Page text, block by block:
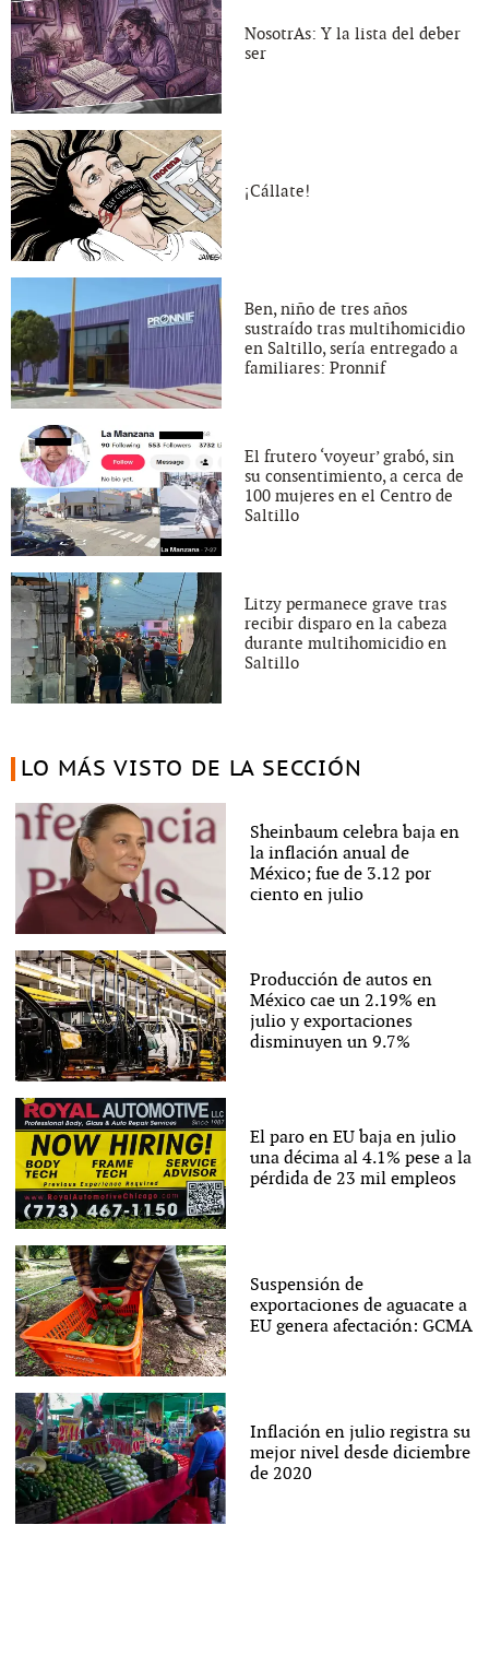
NosotrAs: Y la lista del deber
ser
¡Cállate!
Ben, niño de tres años
sustraído tras multihomicidio
en Saltillo, sería entregado a
familiares: Pronnif
El frutero ‘voyeur’ grabó, sin
su consentimiento, a cerca de
100 mujeres en el Centro de
Saltillo
Litzy permanece grave tras
recibir disparo en la cabeza
durante multihomicidio en
Saltillo
LO MÁS VISTO DE LA SECCIÓN
Sheinbaum celebra baja en
la inflación anual de
México; fue de 3.12 por
ciento en julio
Producción de autos en
México cae un 2.19% en
julio y exportaciones
disminuyen un 9.7%
El paro en EU baja en julio
una décima al 4.1% pese a la
pérdida de 23 mil empleos
Suspensión de
exportaciones de aguacate a
EU genera afectación: GCMA
Inflación en julio registra su
mejor nivel desde diciembre
de 2020